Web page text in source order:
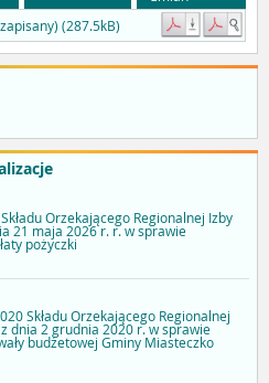
Orzekającego Regionalnej Izby
21 maja 2026 r. r. w sprawie
pożyczki
Składu Orzekającego Regionalnej
dnia 2 grudnia 2020 r. w sprawie
budżetowej Gminy Miasteczko
(287.5kB)